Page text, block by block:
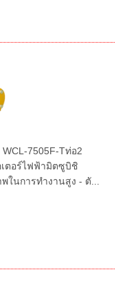
7505F-Tท่อ2
ตอร์ไฟฟ้ามิตซูบิชิ
ในการทำงานสูง - ตั...